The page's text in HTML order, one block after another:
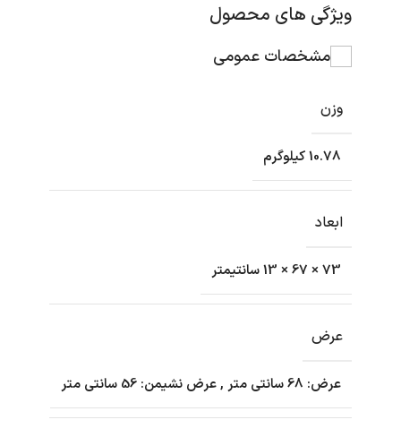
ویژگی های محصول
مشخصات عمومی
وزن
10.78 کیلوگرم
ابعاد
73 × 67 × 13 سانتیمتر
عرض
عرض: 68 سانتی متر ,عرض نشیمن: 56 سانتی متر